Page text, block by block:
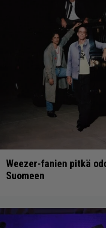
Weezer-fanien pitkä
Suomeen